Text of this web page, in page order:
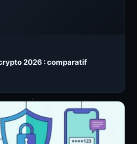
2026 : comparatif